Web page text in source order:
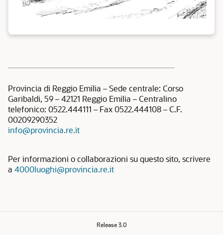
Provincia di Reggio Emilia – Sede centrale: Corso
Garibaldi, 59 – 42121 Reggio Emilia – Centralino
telefonico: 0522.444111 – Fax 0522.444108 – C.F.
00209290352
info@provincia.re.it
Per informazioni o collaborazioni su questo sito, scrivere
a 4000luoghi@provincia.re.it
Release 3.0